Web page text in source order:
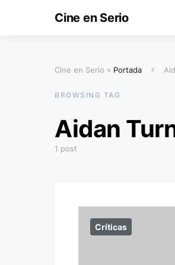
Cine en Serio
Cine en Serio » Portada
BROWSING TAG
Aidan
1 post
Críticas